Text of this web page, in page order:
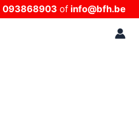
093868903 of info@bfh.be